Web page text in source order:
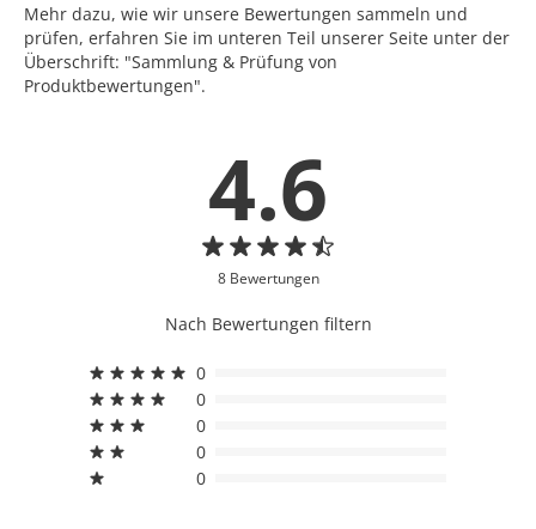
Mehr dazu, wie wir unsere Bewertungen sammeln und
prüfen, erfahren Sie im unteren Teil unserer Seite unter der
Überschrift: "Sammlung & Prüfung von
Produktbewertungen".
4.6
8 Bewertungen
Nach Bewertungen filtern
0
0
0
0
0